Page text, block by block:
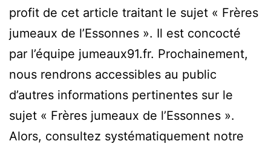
profit de cet article traitant le sujet « Frères
jumeaux de l’Essonnes ». Il est concocté
par l’équipe jumeaux91.fr. Prochainement,
nous rendrons accessibles au public
d’autres informations pertinentes sur le
sujet « Frères jumeaux de l’Essonnes ».
Alors, consultez systématiquement notre